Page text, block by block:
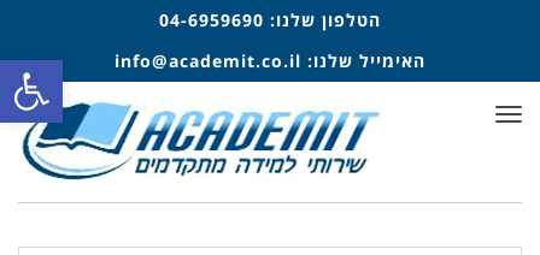
הטלפון שלנו: 04-6959690
האימייל שלנו: info@academit.co.il
תפריט
פתח